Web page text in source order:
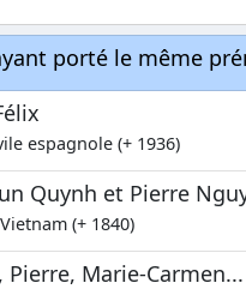
porté le même
espagnole (+ 1936)
Quynh et Pierre
(+ 1840)
Marie-Carmen...